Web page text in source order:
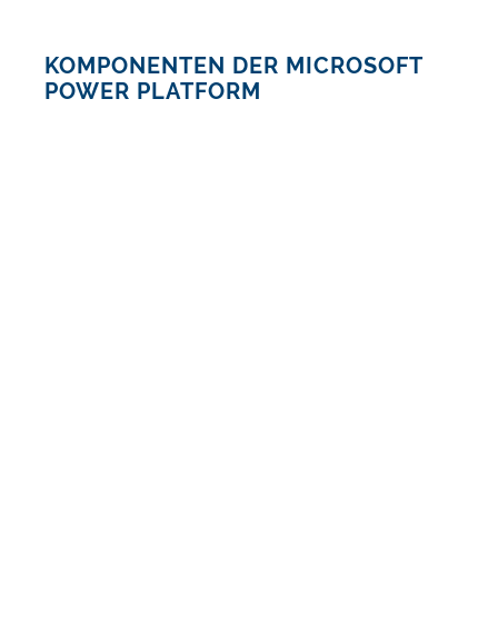
KOMPONENTEN DER MICROSOFT
POWER PLATFORM